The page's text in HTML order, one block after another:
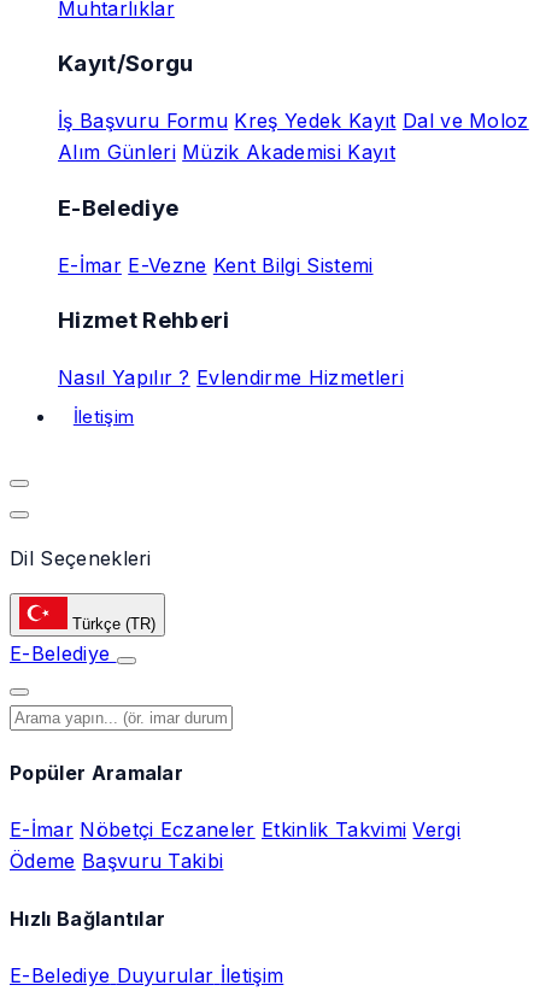
Muhtarlıklar
Kayıt/Sorgu
İş Başvuru Formu Kreş Yedek Kayıt Dal ve Moloz
Alım Günleri Müzik Akademisi Kayıt
E-Belediye
E-İmar E-Vezne Kent Bilgi Sistemi
Hizmet Rehberi
Nasıl Yapılır ? Evlendirme Hizmetleri
İletişim
Dil Seçenekleri
Türkçe (TR)
E-Belediye
Popüler Aramalar
E-İmar Nöbetçi Eczaneler Etkinlik Takvimi Vergi
Ödeme Başvuru Takibi
Hızlı Bağlantılar
E-Belediye Duyurular İletişim